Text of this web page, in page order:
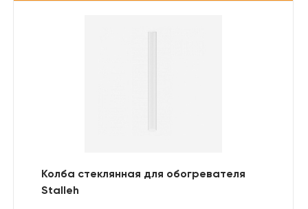
Колба стеклянная для обогревателя
Stalleh